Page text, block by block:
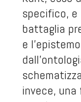
specifico, e
battaglia
e
invece,